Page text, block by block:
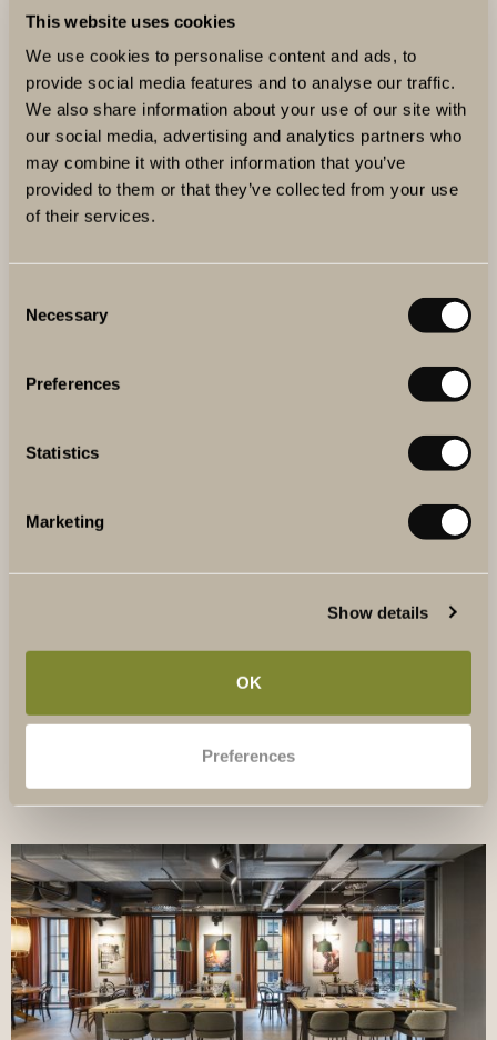
This website uses cookies
We use cookies to personalise content and ads, to
provide social media features and to analyse our traffic.
We also share information about your use of our site with
our social media, advertising and analytics partners who
may combine it with other information that you’ve
provided to them or that they’ve collected from your use
of their services.
Selection
Necessary
Preferences
Statistics
Marketing
Show details
OK
Preferences
Vill ni ha mer information om bröllop på The Winery
önskemål diskuteras. Kontakta Emma på
emma.kjaernes@thewineryhotel.se
LADDA NED BRÖLLOPSBROSCHYR
LÄS MER